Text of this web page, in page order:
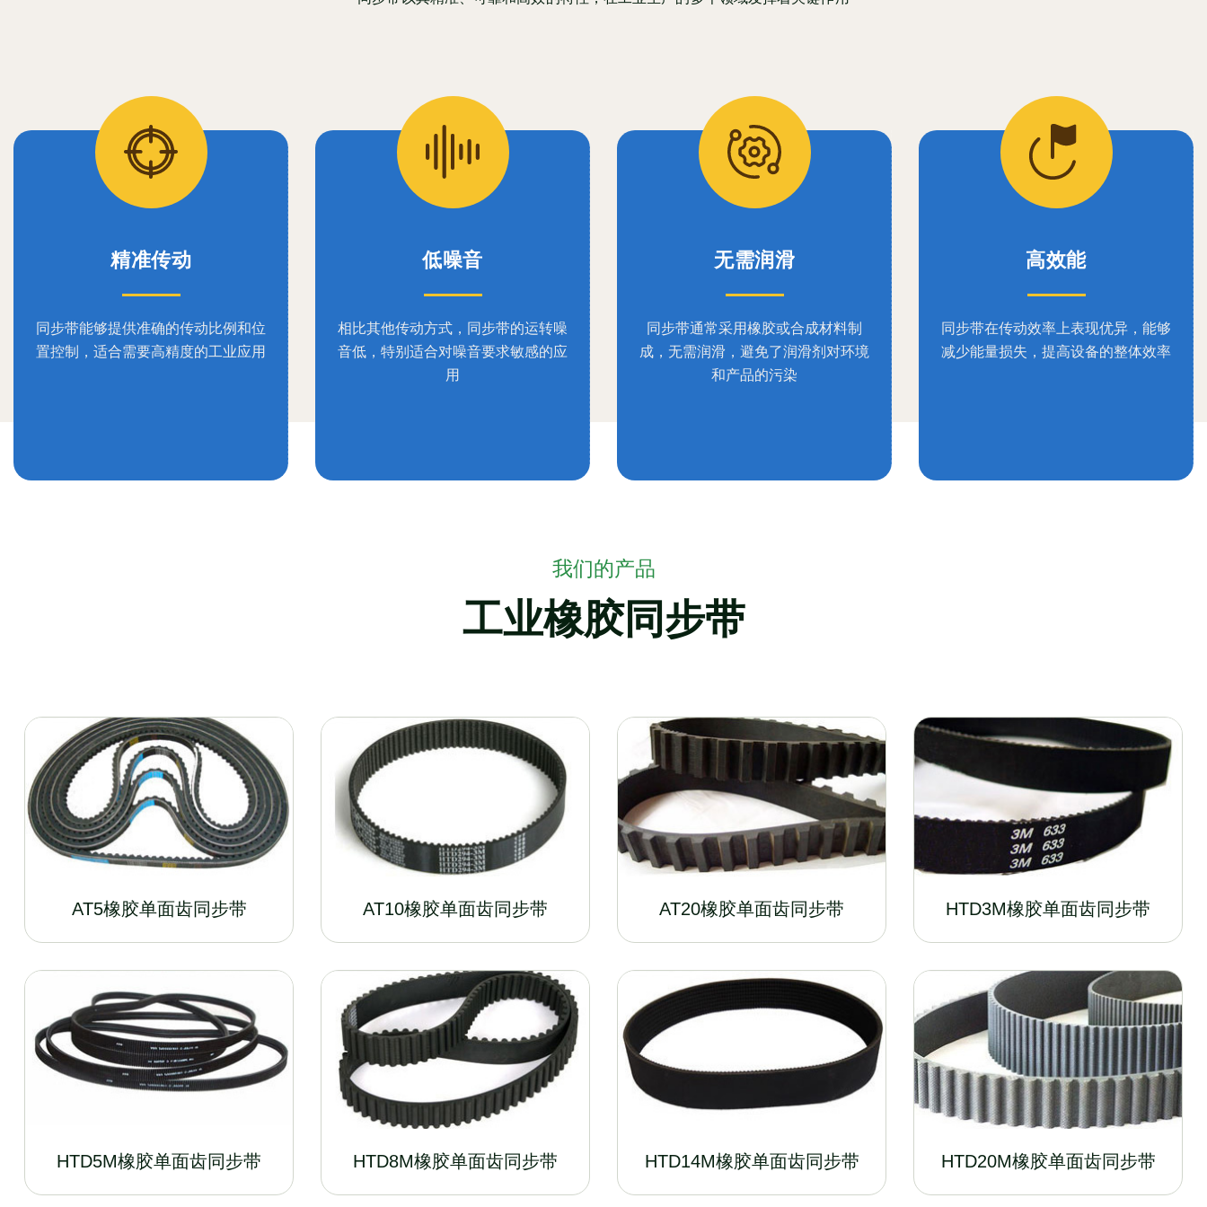
精准传动
同步带能够提供准确的传动比例和位
置控制，适合需要高精度的工业应用
低噪音
相比其他传动方式，同步带的运转噪
音低，特别适合对噪音要求敏感的应
用
无需润滑
同步带通常采用橡胶或合成材料制
成，无需润滑，避免了润滑剂对环境
和产品的污染
高效能
同步带在传动效率上表现优异，能够
减少能量损失，提高设备的整体效率
我们的产品
工业橡胶同步带
AT5橡胶单面齿同步带 AT10橡胶单面齿同步带 AT20橡胶单面齿同步带 HTD3M橡胶单面齿同步带
HTD5M橡胶单面齿同步带 HTD8M橡胶单面齿同步带 HTD14M橡胶单面齿同步带 HTD20M橡胶单面齿同步带